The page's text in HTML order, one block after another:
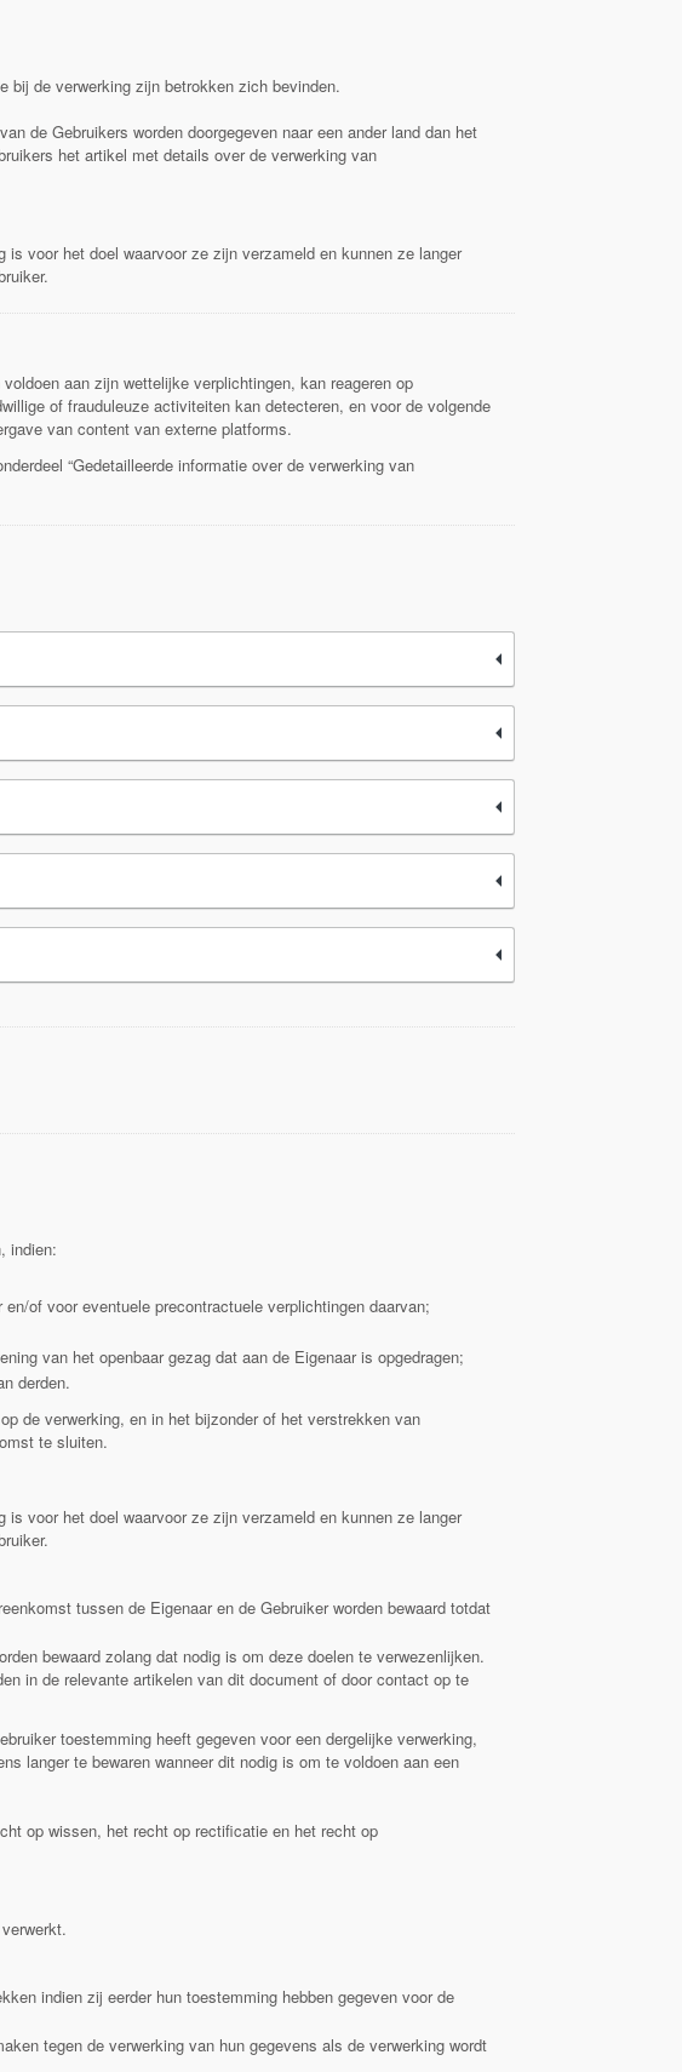
bij de verwerking zijn betrokken zich bevinden.
de Gebruikers worden doorgegeven naar een ander land dan het
het artikel met details over de verwerking van
voor het doel waarvoor ze zijn verzameld en kunnen ze langer
aan zijn wettelijke verplichtingen, kan reageren op
of frauduleuze activiteiten kan detecteren, en voor de volgende
van content van externe platforms.
“Gedetailleerde informatie over de verwerking van
indien:
of voor eventuele precontractuele verplichtingen daarvan;
van het openbaar gezag dat aan de Eigenaar is opgedragen;
derden.
de verwerking, en in het bijzonder of het verstrekken van
te sluiten.
voor het doel waarvoor ze zijn verzameld en kunnen ze langer
tussen de Eigenaar en de Gebruiker worden bewaard totdat
bewaard zolang dat nodig is om deze doelen te verwezenlijken.
in de relevante artikelen van dit document of door contact op te
toestemming heeft gegeven voor een dergelijke verwerking,
langer te bewaren wanneer dit nodig is om te voldoen aan een
op wissen, het recht op rectificatie en het recht op
indien zij eerder hun toestemming hebben gegeven voor de
tegen de verwerking van hun gegevens als de verwerking wordt